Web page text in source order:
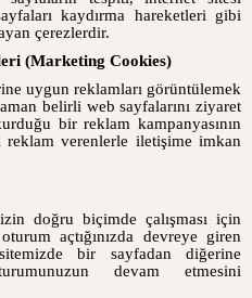
kaydırma hareketleri gibi
çerezlerdir.
(Marketing Cookies)
uygun reklamları görüntülemek
belirli web sayfalarını ziyaret
bir reklam kampanyasının
verenlerle iletişime imkan
doğru biçimde çalışması için
açtığınızda devreye giren
bir sayfadan diğerine
devam etmesini